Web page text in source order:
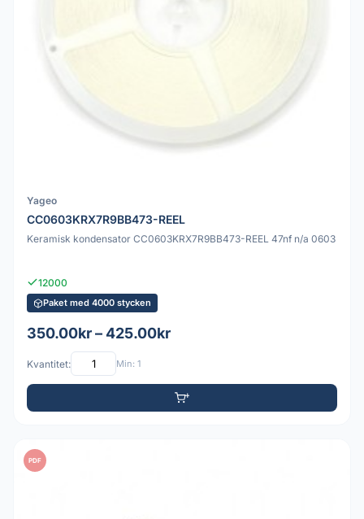
Yageo
CC0603KRX7R9BB473-REEL
Keramisk kondensator CC0603KRX7R9BB473-REEL 47nf n/a 0603
12000
Paket med 4000 stycken
350.00kr – 425.00kr
Kvantitet: Min: 1
PDF